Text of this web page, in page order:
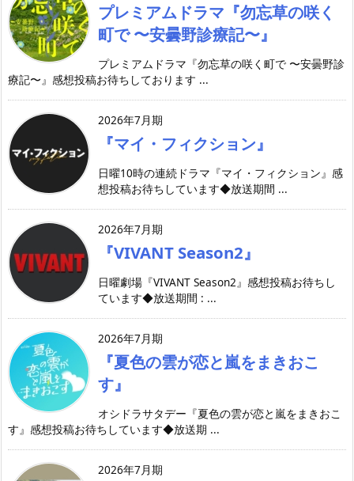
プレミアムドラマ『勿忘草の咲く
町で 〜安曇野診療記〜』
プレミアムドラマ『勿忘草の咲く町で 〜安曇野診
療記〜』感想投稿お待ちしております ...
2026年7月期
『マイ・フィクション』
日曜10時の連続ドラマ『マイ・フィクション』感
想投稿お待ちしています◆放送期間 ...
2026年7月期
『VIVANT Season2』
日曜劇場『VIVANT Season2』感想投稿お待ちし
ています◆放送期間 : ...
2026年7月期
『夏色の雲が恋と嵐をまきおこ
す』
オシドラサタデー『夏色の雲が恋と嵐をまきおこ
す』感想投稿お待ちしています◆放送期 ...
2026年7月期